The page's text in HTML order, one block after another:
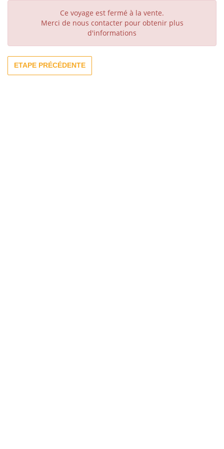
Ce voyage est fermé à la vente.
Merci de nous contacter pour obtenir plus
d'informations
ETAPE PRÉCÉDENTE